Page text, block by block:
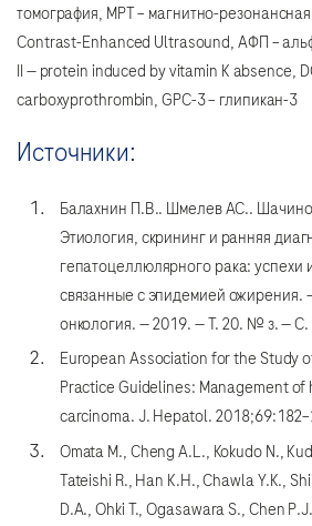
томография, МРТ – магнитно-резонансная
Contrast-Enhanced Ultrasound, АФП –
II — protein induced by vitamin K absence,
carboxyprothrombin, GPC-3 – глипикан-3
Источники:
Балахнин П.В.. Шмелев АС..
Этиология, скрининг и ранняя
гепатоцеллюлярного рака: успехи
связанные с эпидемией ожирения.
онкология. — 2019. — Т. 20. № з. —
European Association for the Study
Practice Guidelines: Management
carcinoma. J. Hepatol.
Omata M., Cheng A.L., Kokudo N.,
Tateishi R., Han K.H., Chawla Y.K.,
D.A., Ohki T., Ogasawara S., Chen